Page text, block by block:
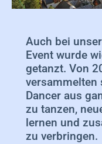
Auch bei
Event wurde
getanzt. Von
versammelten
Dancer aus
zu tanzen,
lernen und
zu verbringen.